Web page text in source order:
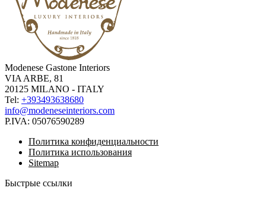
Modenese Gastone Interiors
VIA ARBE, 81
20125 MILANO - ITALY
Tel: +393493638680
info@modeneseinteriors.com
P.IVA: 05076590289
Политика конфиденциальности
Политика использования
Sitemap
Быстрые ссылки